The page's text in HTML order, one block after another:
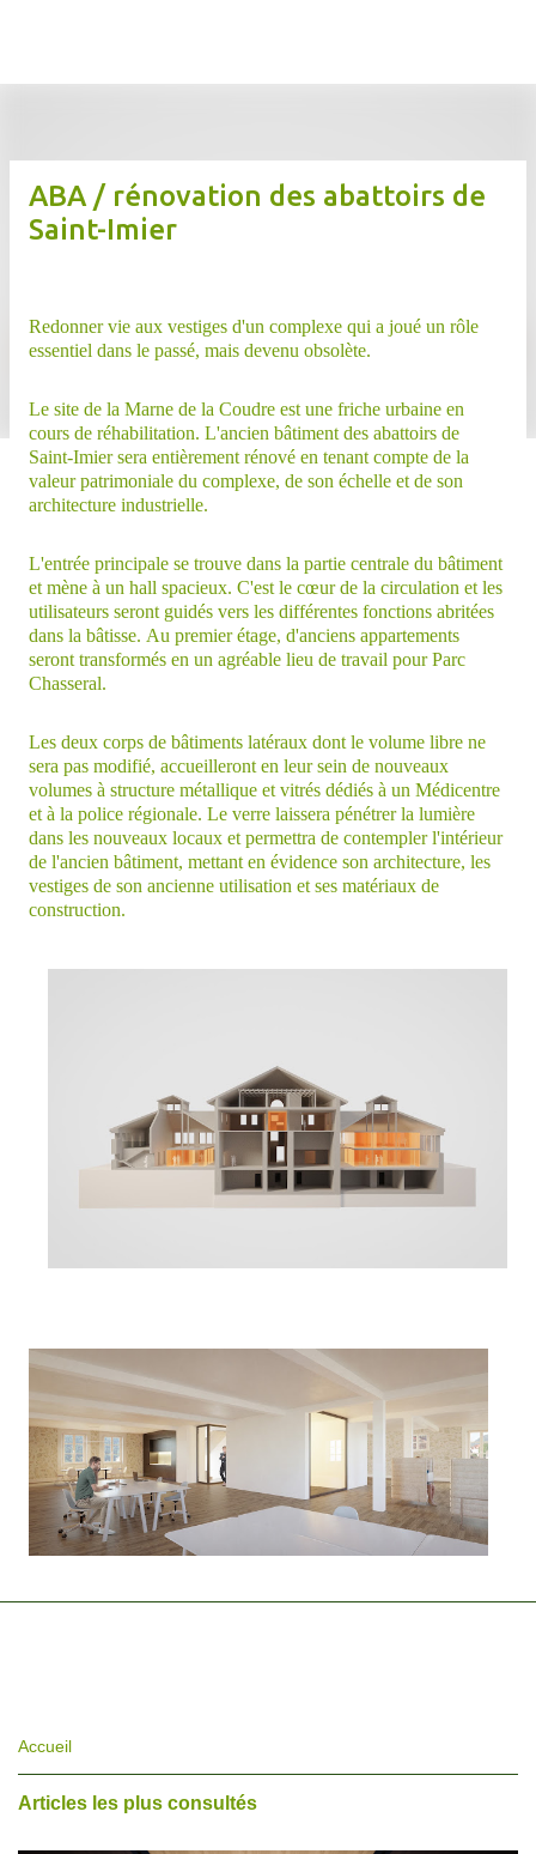
ABA / rénovation des abattoirs de
Saint-Imier
Redonner vie aux vestiges d'un complexe qui a joué un rôle
essentiel dans le passé, mais devenu obsolète.
Le site de la Marne de la Coudre est une friche urbaine en
cours de réhabilitation. L'ancien bâtiment des abattoirs de
Saint-Imier sera entièrement rénové en tenant compte de la
valeur patrimoniale du complexe, de son échelle et de son
architecture industrielle.
L'entrée principale se trouve dans la partie centrale du bâtiment
et mène à un hall spacieux. C'est le cœur de la circulation et les
utilisateurs seront guidés vers les différentes fonctions abritées
dans la bâtisse. Au premier étage, d'anciens appartements
seront transformés en un agréable lieu de travail pour Parc
Chasseral.
Les deux corps de bâtiments latéraux dont le volume libre ne
sera pas modifié, accueilleront en leur sein de nouveaux
volumes à structure métallique et vitrés dédiés à un Médicentre
et à la police régionale. Le verre laissera pénétrer la lumière
dans les nouveaux locaux et permettra de contempler l'intérieur
de l'ancien bâtiment, mettant en évidence son architecture, les
vestiges de son ancienne utilisation et ses matériaux de
construction.
Accueil
Articles les plus consultés